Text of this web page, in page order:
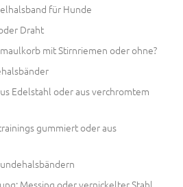
für Hunde
Draht
mit Stirnriemen oder ohne?
Edelstahl oder aus verchromtem
gummiert oder aus
Messing oder vernickelter Stahl